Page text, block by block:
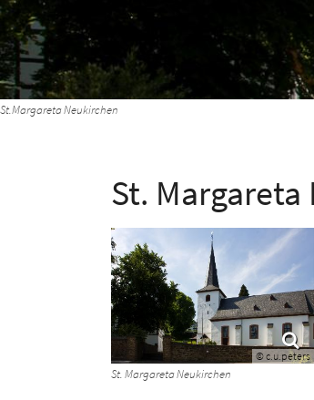
St.Margareta Neukirchen
St.
© c.u.peters
St. Margareta Neukirchen